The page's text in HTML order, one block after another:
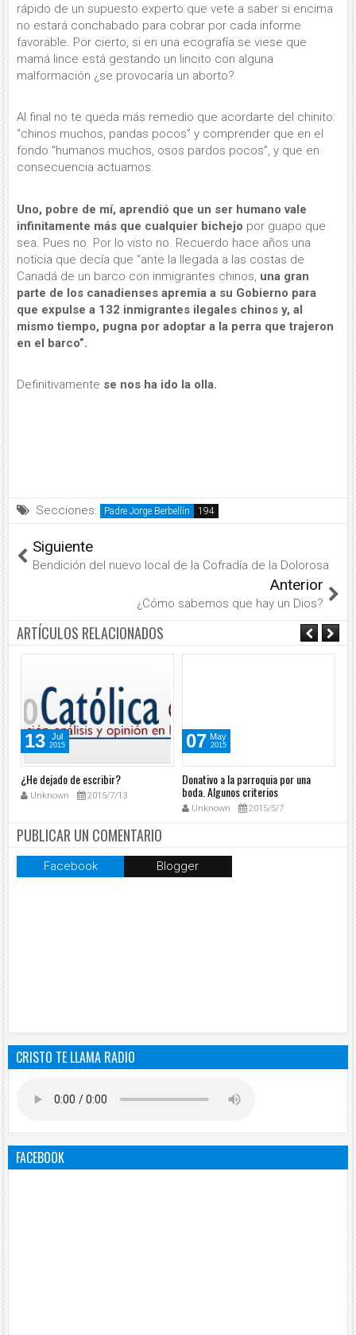
rápido de un supuesto experto que vete a saber si encima
no estará conchabado para cobrar por cada informe
favorable. Por cierto, si en una ecografía se viese que
mamá lince está gestando un lincito con alguna
malformación ¿se provocaría un aborto?
Al final no te queda más remedio que acordarte del chinito:
“chinos muchos, pandas pocos” y comprender que en el
fondo “humanos muchos, osos pardos pocos”, y que en
consecuencia actuamos.
Uno, pobre de mí, aprendió que un ser humano vale
infinitamente más que cualquier bichejo por guapo que
sea. Pues no. Por lo visto no. Recuerdo hace años una
noticia que decía que “ante la llegada a las costas de
Canadá de un barco con inmigrantes chinos, una gran
parte de los canadienses apremia a su Gobierno para
que expulse a 132 inmigrantes ilegales chinos y, al
mismo tiempo, pugna por adoptar a la perra que trajeron
en el barco”.
Definitivamente se nos ha ido la olla.
Secciones: Padre Jorge Berbellín
Siguiente
Bendición del nuevo local de la Cofradía de la Dolorosa
Anterior
¿Cómo sabemos que hay un Dios?
ARTÍCULOS RELACIONADOS
13 Jul
2015
¿He dejado de escribir?
Unknown 2015/7/13
07 May
2015
Donativo a la parroquia por una
boda. Algunos criterios
Unknown 2015/5/7
PUBLICAR UN COMENTARIO
Facebook Blogger
CRISTO TE LLAMA RADIO
FACEBOOK